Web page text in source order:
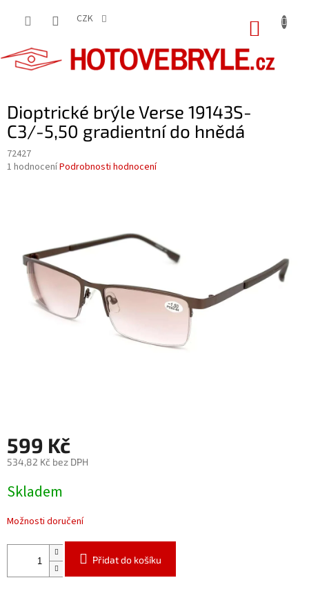
CZK
Dioptrické brýle Verse 19143S-
C3/-5,50 gradientní do hnědá
72427
Průměrné
hvězdiček.
1 hodnoceníPodrobnosti hodnocení
599 Kč
534,82 Kč bez DPH
cena:
Skladem
Možnosti doručení
Přidat do košíku